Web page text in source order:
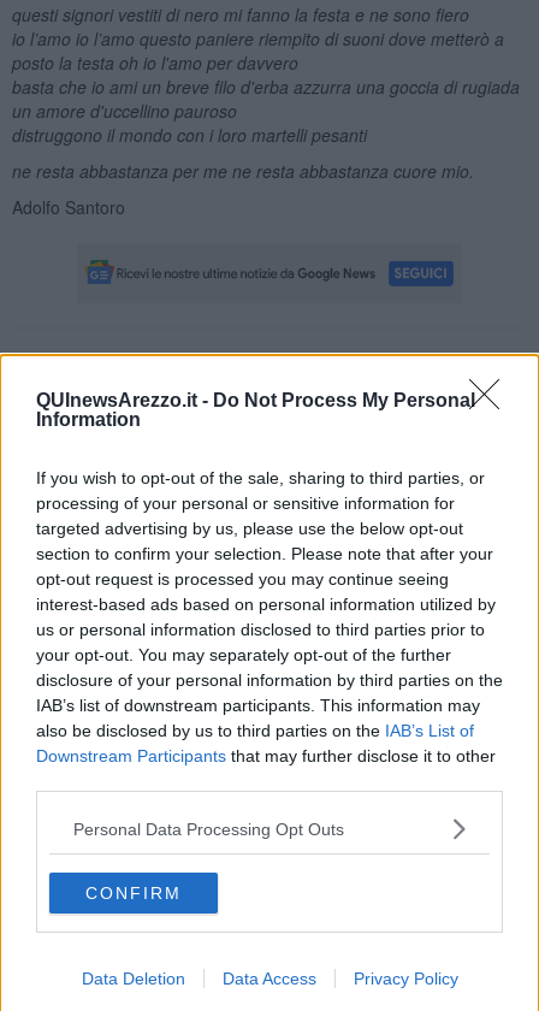
QUInewsArezzo.it - Do Not Process My Personal
Information
If you wish to opt-out of the sale, sharing to third parties, or
processing of your personal or sensitive information for
targeted advertising by us, please use the below opt-out
section to confirm your selection. Please note that after your
opt-out request is processed you may continue seeing
interest-based ads based on personal information utilized by
us or personal information disclosed to third parties prior to
your opt-out. You may separately opt-out of the further
disclosure of your personal information by third parties on the
IAB’s list of downstream participants. This information may
also be disclosed by us to third parties on the IAB’s List of
Downstream Participants that may further disclose it to other
Personal Data Processing Opt Outs
CONFIRM
Data Deletion Data Access Privacy Policy
questi signori vestiti di nero mi fanno la festa e ne sono fiero
io l’amo io l’amo questo paniere riempito di suoni dove metterò a
posto la testa oh io l'amo per davvero
basta che io ami un breve filo d'erba azzurra una goccia di rugiada
un amore d'uccellino pauroso
distruggono il mondo con i loro martelli pesanti
ne resta abbastanza per me ne resta abbastanza cuore mio.
Adolfo Santoro
Se vuoi leggere le notizie principali della Toscana iscriviti alla
Newsletter QUInews - ToscanaMedia.
Arriva gratis tutti i giorni
alle 20:00 direttamente nella tua casella di posta.
Ti potrebbe interessare anche:
Articoli dal Blog “Disincantato” di Adolfo Santoro
​Linee guida per organizzare il civismo della complessità
​Il ripristino della natura secondo la legge e l’impegno dei
Cittadini
Il nesso tra cambiamenti climatici e salute umana
Tutti morimmo a stento (3)
Tutti morimmo a stento (2)
​Tutti morimmo a stento (1)
IL CORRIDOIO BLU il resoconto del convegno
Un manuale essenziale per seguire il CORRIDOIO BLU
​I costi dell’adeguamento al cold ironing
Alcune domande da esordiente agli esperti che decidono le
sorti dell’Elba
Verso il full electric a gestione pubblica dei traghetti​
​La Scienza dei Cittadini e i Cittadini per l’Aria
​Le furbate elettorali della Meloni e la testardaggine